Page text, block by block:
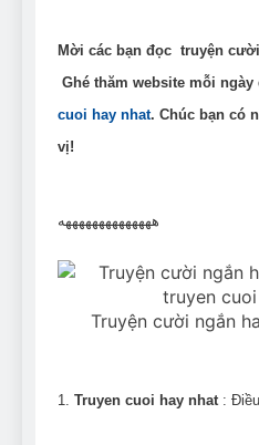
and
7 Năm Ago
Can
Groom
7 Năm Ago
Mời các bạn đọc truyện
Ghé thăm website mỗi
cuoi hay nhat. Chúc bạn có
vị!
ههههههههههههههه
Truyện cười ngắn
1. Truyen cuoi hay nhat :